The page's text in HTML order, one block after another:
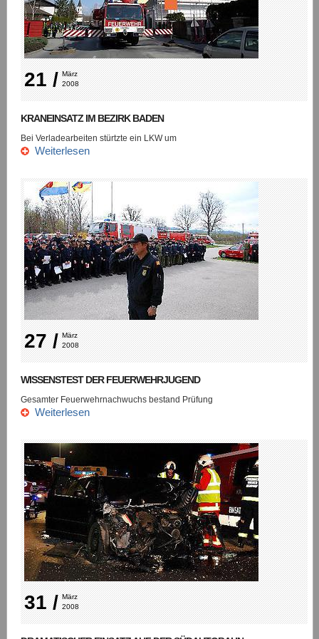
21 / März
2008
KRANEINSATZ IM BEZIRK BADEN
Bei Verladearbeiten stürtzte ein LKW um
Weiterlesen
27 / März
2008
WISSENSTEST DER FEUERWEHRJUGEND
Gesamter Feuerwehrnachwuchs bestand Prüfung
Weiterlesen
31 / März
2008